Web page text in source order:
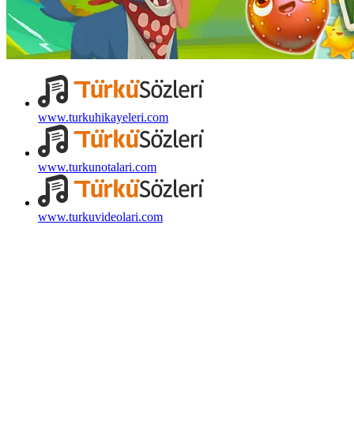
www.turkuhikayeleri.com
www.turkunotalari.com
www.turkuvideolari.com